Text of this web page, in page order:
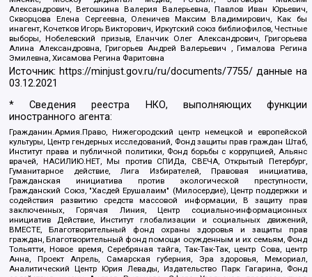
Александрович, Ветошкина Валерия Валерьевна, Павлов Иван Юрьевич,
Скворцова Елена Сергеевна, Оленичев Максим Владимирович, Как бы
инагент, Кочетков Игорь Викторович, Иркутский союз библиофилов, Честные
выборы, Нобелевский призыв, Еланчик Олег Александрович, Григорьева
Алина Александровна, Григорьев Андрей Валерьевич , Гималова Регина
Эмилевна, Хисамова Регина Фаритовна
Источник: https://minjust.gov.ru/ru/documents/7755/ данные на
03.12.2021
* Сведения реестра НКО, выполняющих функции
иностранного агента:
Гражданин.Армия.Право, Нижегородский центр немецкой и европейской
культуры, Центр гендерных исследований, Фонд защиты прав граждан Штаб,
Институт права и публичной политики, Фонд борьбы с коррупцией, Альянс
врачей, НАСИЛИЮ.НЕТ, Мы против СПИДа, СВЕЧА, Открытый Петербург,
Гуманитарное действие, Лига Избирателей, Правовая инициатива,
Гражданская инициатива против экологической преступности,
Гражданский Союз, "Хасдей Ерушалаим" (Милосердие), Центр поддержки и
содействия развитию средств массовой информации, В защиту прав
заключенных, Горячая Линия, Центр социально-информационных
инициатив Действие, Институт глобализации и социальных движений,
ВМЕСТЕ, Благотворительный фонд охраны здоровья и защиты прав
граждан, Благотворительный фонд помощи осужденным и их семьям, Фонд
Тольятти, Новое время, Серебряная тайга, Так-Так-Так, центр Сова, центр
Анна, Проект Апрель, Самарская губерния, Эра здоровья, Мемориал,
Аналитический Центр Юрия Левады, Издательство Парк Гагарина, Фонд